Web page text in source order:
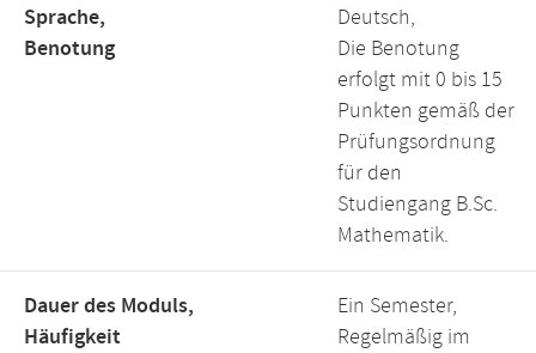
Sprache,
Benotung
Deutsch,
Die Benotung
erfolgt mit 0 bis 15
Punkten gemäß der
Prüfungsordnung
für den
Studiengang B.Sc.
Mathematik.
Dauer des Moduls,
Häufigkeit
Ein Semester,
Regelmäßig im